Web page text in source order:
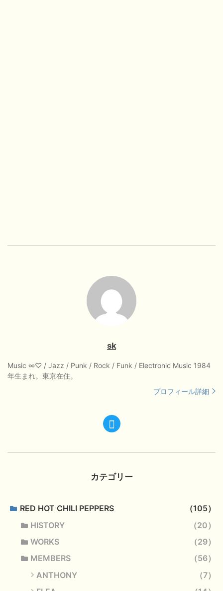
sk
Music ∞♡ / Jazz / Punk / Rock / Funk / Electronic Music 1984
年生まれ。東京在住。
プロフィール詳細
カテゴリー
RED HOT CHILI PEPPERS
105
HISTORY
20
WORKS
29
MEMBERS
56
ANTHONY
7